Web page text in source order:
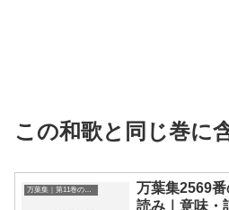
この和歌と同じ巻に
万葉集｜第11巻の和歌一覧
万葉集2569番
読み｜意味・